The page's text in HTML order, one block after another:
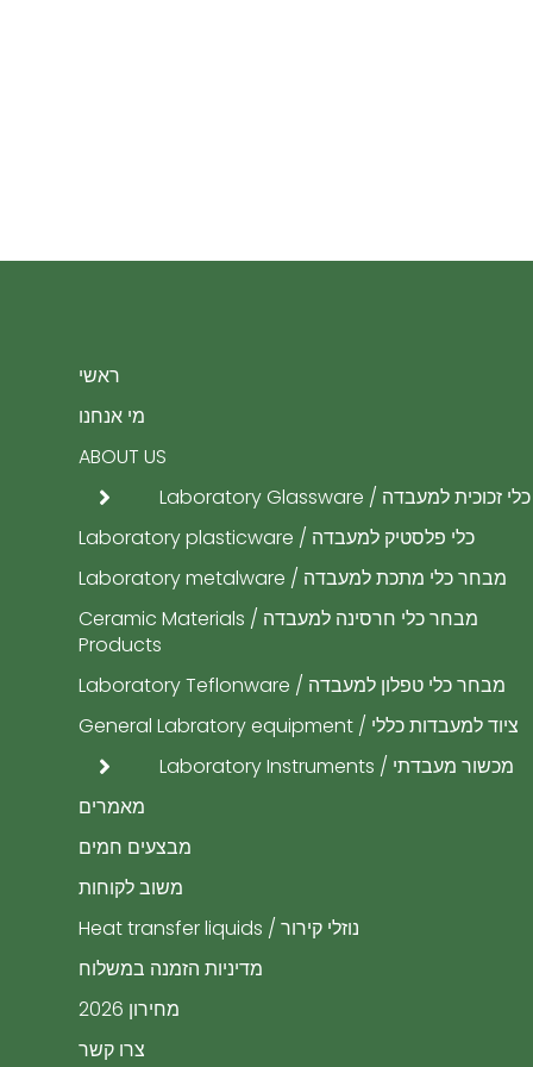
ראשי
מי אנחנו
ABOUT US
כלי זכוכית למעבדה / Laboratory Glassware
כלי פלסטיק למעבדה / Laboratory plasticware
מבחר כלי מתכת למעבדה / Laboratory metalware
מבחר כלי חרסינה למעבדה / Ceramic Materials
Products
מבחר כלי טפלון למעבדה / Laboratory Teflonware
ציוד למעבדות כללי / General Labratory equipment
מכשור מעבדתי / Laboratory Instruments
מאמרים
מבצעים חמים
משוב לקוחות
נוזלי קירור / Heat transfer liquids
​מדיניות הזמנה במשלוח
מחירון 2026
צרו קשר